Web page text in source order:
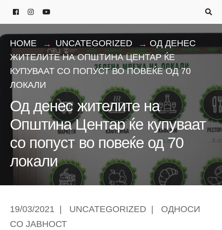
HOME UNCATEGORIZED
ОД ДЕНЕС
ЖИТЕЛИТЕ НА ОПШТИНА ЦЕНТАР ЌЕ
КУПУВААТ СО ПОПУСТ ВО ПОВЕЌЕ ОД 70
ЛОКАЛИ
Од денес жителите на
Општина Центар ќе купуваат
со попуст во повеќе од 70
локали
19/03/2021 UNCATEGORIZED
ОДНОСИ
СО ЈАВНОСТ